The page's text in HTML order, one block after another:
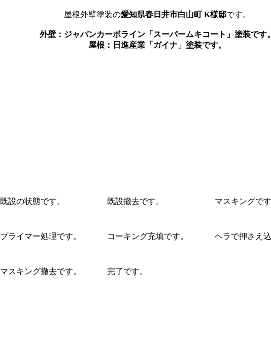
屋根外壁塗装の愛知県春日井市白山町 K様邸です。
外壁：ジャパンカーボライン「スーパームキコート」塗装です。
屋根：日進産業「ガイナ」塗装です。
既設の状態です。 既設撤去です。 マスキングです
プライマー処理です。 コーキング充填です。 ヘラで押さえ込
マスキング撤去です。 完了です。